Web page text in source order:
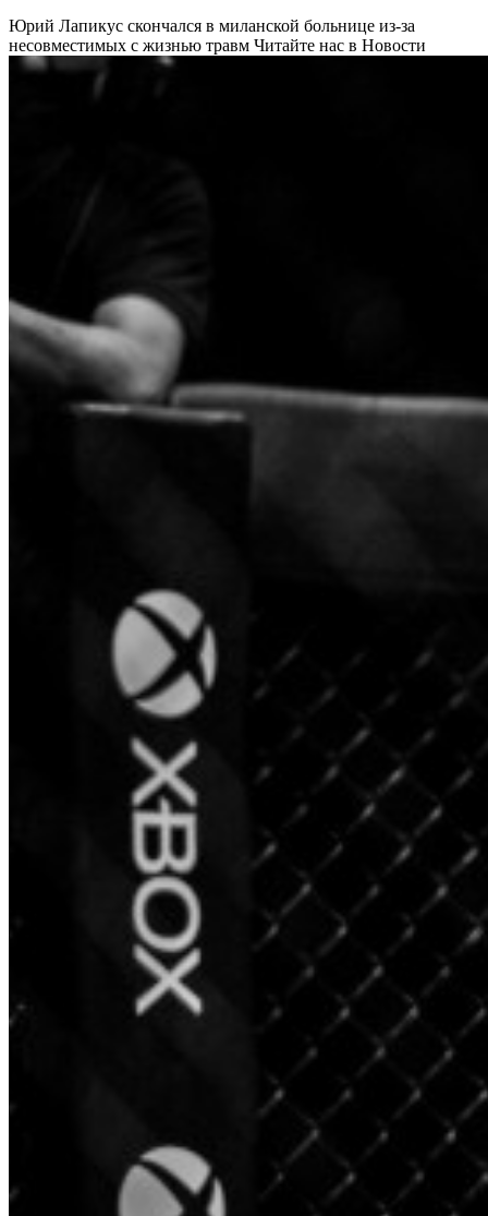
Юрий Лапикус скончался в миланской больнице из-за
несовместимых с жизнью травм Читайте нас в Новости